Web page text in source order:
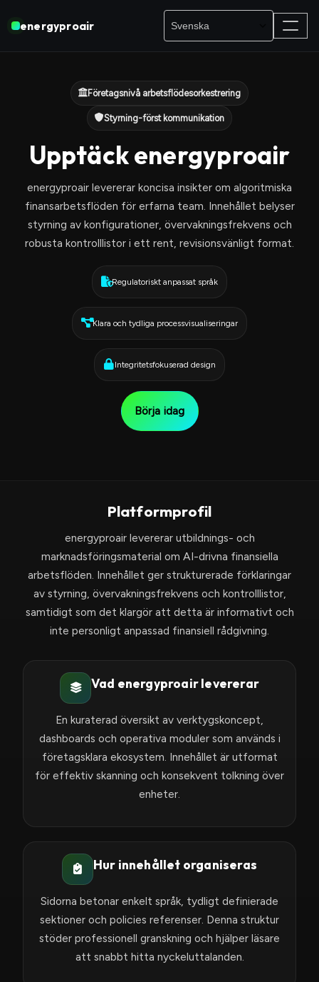
energyproair
Företagsnivå arbetsflödesorkestrering
Styrning-först kommunikation
Upptäck energyproair
energyproair levererar koncisa insikter om algoritmiska
finansarbetsflöden för erfarna team. Innehållet belyser
styrning av konfigurationer, övervakningsfrekvens och
robusta kontrolllistor i ett rent, revisionsvänligt format.
Regulatoriskt anpassat språk
Klara och tydliga processvisualiseringar
Integritetsfokuserad design
Börja idag
Platformprofil
energyproair levererar utbildnings- och
marknadsföringsmaterial om AI-drivna finansiella
arbetsflöden. Innehållet ger strukturerade förklaringar
av styrning, övervakningsfrekvens och kontrolllistor,
samtidigt som det klargör att detta är informativt och
inte personligt anpassad finansiell rådgivning.
Vad energyproair levererar
En kuraterad översikt av verktygskoncept,
dashboards och operativa moduler som används i
företagsklara ekosystem. Innehållet är utformat
för effektiv skanning och konsekvent tolkning över
enheter.
Hur innehållet organiseras
Sidorna betonar enkelt språk, tydligt definierade
sektioner och policies referenser. Denna struktur
stöder professionell granskning och hjälper läsare
att snabbt hitta nyckeluttalanden.